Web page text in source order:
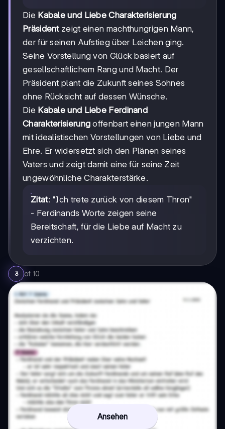
Die Kabale und Liebe Charakterisierung
Präsidentzeigt einen machthungrigen Mann,
der für seinen Aufstieg über Leichen ging.
Seine Vorstellung von Glück basiert auf
gesellschaftlichem Rang und Macht. Der
Präsident plant die Zukunft seines Sohnes
ohne Rücksicht auf dessen Wünsche.
Die Kabale und Liebe Ferdinand
Charakterisierung offenbart einen jungen Mann
mit idealistischen Vorstellungen von Liebe und
Ehre. Er widersetzt sich den Plänen seines
Vaters und zeigt damit eine für seine Zeit
ungewöhnliche Charakterstärke.
Zitat: "Ich trete zurück von diesem Thron"
- Ferdinands Worte zeigen seine
Bereitschaft, für die Liebe auf Macht zu
verzichten.
3 of 10
Ansehen